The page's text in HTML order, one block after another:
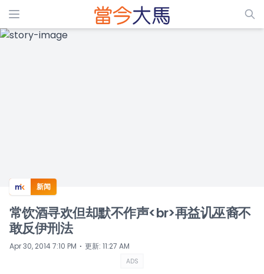
ADS
新闻
常饮酒寻欢但却默不作声<br>再益讥巫裔不
敢反伊刑法
Apr 30, 2014 7:10 PM ⋅ 更新: 11:27 AM
ADS